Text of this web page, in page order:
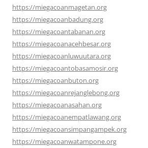
https://miegacoanmagetan.org
https://miegacoanbadung.org
https://miegacoantabanan.org
https://miegacoanacehbesar.org
https://miegacoanluwuutara.org
https://miegacoantobasamosir.org
https://miegacoanbuton.org
https://miegacoanrejanglebong.org
https://miegacoanasahan.org
https://miegacoanempatlawang.org
https://miegacoansimpangampek.org
https://miegacoanwatampone.org